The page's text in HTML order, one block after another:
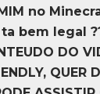
no
bem legal
DO
QUER